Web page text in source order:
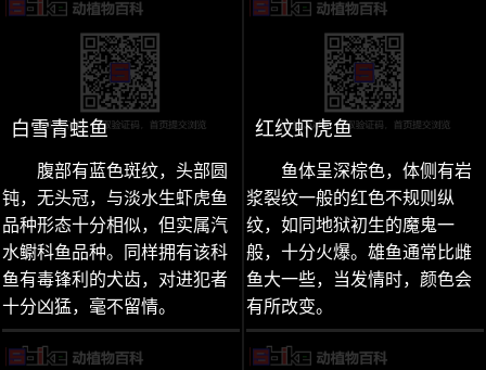
白雪青蛙鱼
腹部有蓝色斑纹，头部圆
钝，无头冠，与淡水生虾虎鱼
品种形态十分相似，但实属汽
水鳚科鱼品种。同样拥有该科
鱼有毒锋利的犬齿，对进犯者
十分凶猛，毫不留情。
红纹虾虎鱼
鱼体呈深棕色，体侧有岩
浆裂纹一般的红色不规则纵
纹，如同地狱初生的魔鬼一
般，十分火爆。雄鱼通常比雌
鱼大一些，当发情时，颜色会
有所改变。